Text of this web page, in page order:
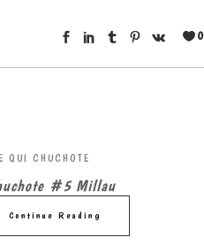
0
QUI CHUCHOTE
#5 Millau
Continue Reading